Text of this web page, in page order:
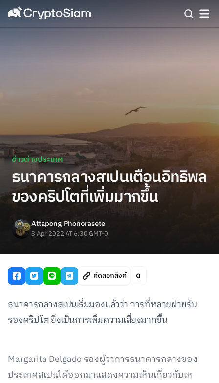
ข่าวต่างประเทศ
ธนาคารกลางสเปนเตือนอิทธิพล
ของคริปโตที่เพิ่มมากขึ้น
Attapong Phonorasete
8 Apr 2022 AT 6:30 GMT-0
คัดลอกลิงค์
ธนาคารกลางสเปนเริ่มมองแล้วว่า การที่หลายฝ่ายรับ
รองคริปโต ยิ่งเป็นการเพิ่มความเสี่ยงมากขึ้น
Margarita Delgado รองผู้ว่าการธนาคารกลางของ
ประเทศสเปนได้ออกมาแสดงความเห็นเกี่ยวกับเห